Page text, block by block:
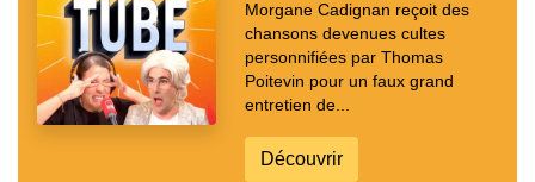
Morgane Cadignan reçoit des
chansons devenues cultes
personnifiées par Thomas
Poitevin pour un faux grand
entretien de...
Découvrir